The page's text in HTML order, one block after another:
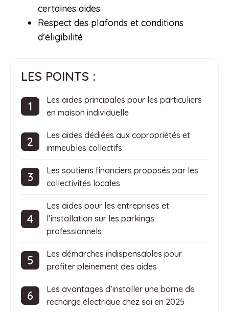
certaines aides
Respect des plafonds et conditions
d’éligibilité
LES POINTS :
Les aides principales pour les particuliers
en maison individuelle
Les aides dédiées aux copropriétés et
immeubles collectifs
Les soutiens financiers proposés par les
collectivités locales
Les aides pour les entreprises et
l’installation sur les parkings
professionnels
Les démarches indispensables pour
profiter pleinement des aides
Les avantages d’installer une borne de
recharge électrique chez soi en 2025